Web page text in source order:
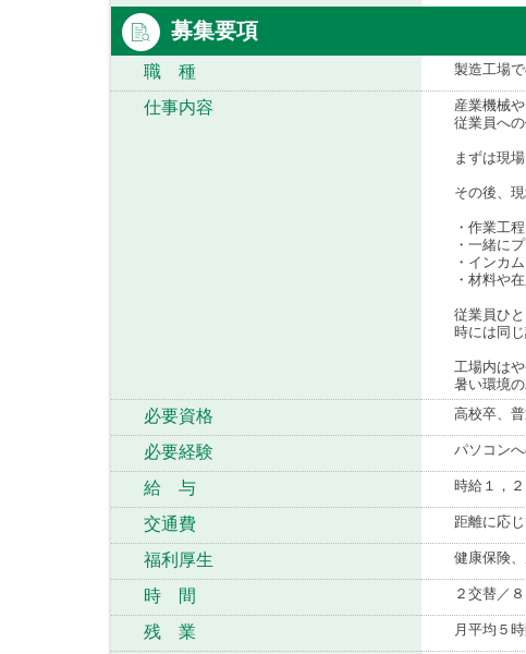
募集要項
職 種 製造工場
仕事内容
産業機械
従業員へ
まずは現
その後、
・作業工
・一緒に
・インカ
・材料や
従業員ひ
時には同
工場内は
暑い環境
必要資格 高校卒、
必要経験 パソコン
給 与 時給１，
交通費 距離に応
福利厚生 健康保険
時 間 ２交替／
残 業 月平均５